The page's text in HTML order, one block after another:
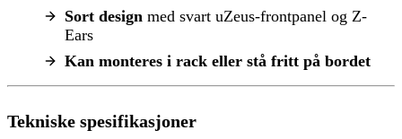
Sort design med svart uZeus-frontpanel og Z-
Ears
Kan monteres i rack eller stå fritt på bordet
Tekniske spesifikasjoner